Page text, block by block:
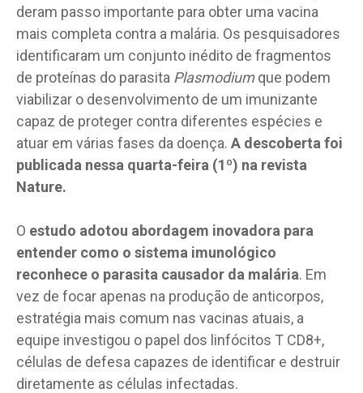
deram passo importante para obter uma vacina
mais completa contra a malária. Os pesquisadores
identificaram um conjunto inédito de fragmentos
de proteínas do parasita Plasmodiumque podem
viabilizar o desenvolvimento de um imunizante
capaz de proteger contra diferentes espécies e
atuar em várias fases da doença. A descoberta foi
publicada nessa quarta-feira (1º) na revista
Nature.
O estudo adotou abordagem inovadora para
entender como o sistema imunológico
reconhece o parasita causador da malária. Em
vez de focar apenas na produção de anticorpos,
estratégia mais comum nas vacinas atuais, a
equipe investigou o papel dos linfócitos T CD8+,
células de defesa capazes de identificar e destruir
diretamente as células infectadas.